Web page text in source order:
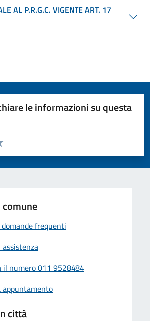
AL P.R.G.C. VIGENTE ART. 17
le informazioni su questa
pagina
5 stelle su 5
4 stelle su 5
su 5
su 5
domande frequenti
assistenza
il numero 011 9528484
appuntamento
città